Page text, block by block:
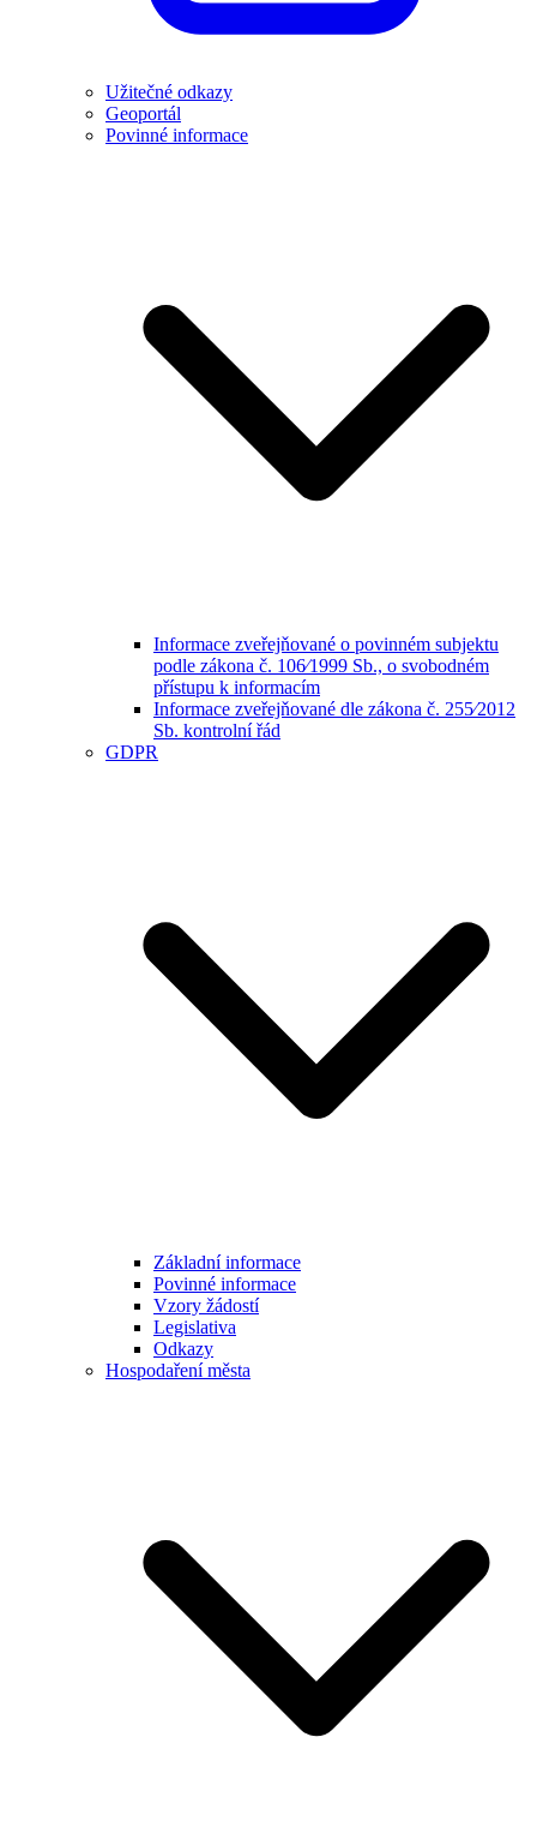
Užitečné odkazy
Geoportál
Povinné informace
Informace zveřejňované o povinném subjektu
podle zákona č. 106⁄1999 Sb., o svobodném
přístupu k informacím
Informace zveřejňované dle zákona č. 255⁄2012
Sb. kontrolní řád
GDPR
Základní informace
Povinné informace
Vzory žádostí
Legislativa
Odkazy
Hospodaření města